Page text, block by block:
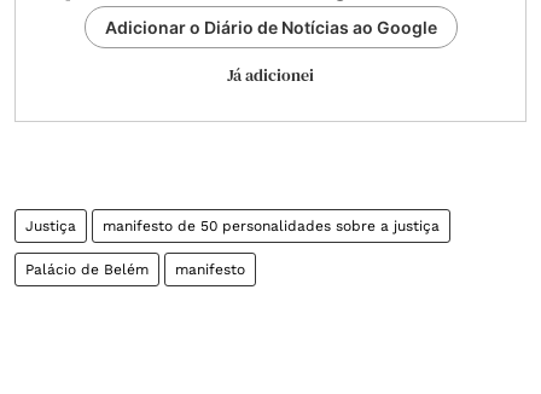
Adicionar o Diário de Notícias ao Google
Já adicionei
Justiça manifesto de 50 personalidades sobre a justiça
Palácio de Belém manifesto